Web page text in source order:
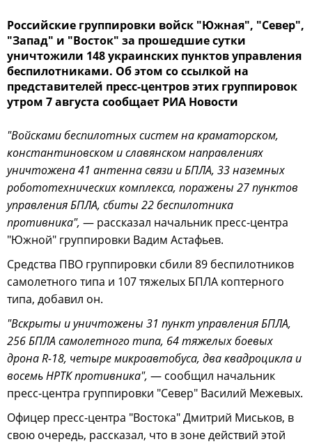
Российские группировки войск "Южная", "Север",
"Запад" и "Восток" за прошедшие сутки
уничтожили 148 украинских пунктов управления
беспилотниками. Об этом со ссылкой на
представителей пресс-центров этих группировок
утром 7 августа сообщает РИА Новости
"Войсками беспилотных систем на краматорском,
константиновском и славянском направлениях
уничтожена 41 антенна связи и БПЛА, 33 наземных
робототехнических комплекса, поражены 27 пунктов
управления БПЛА, сбиты 22 беспилотника
противника", — рассказал начальник пресс-центра
"Южной" группировки Вадим Астафьев.
Средства ПВО группировки сбили 89 беспилотников
самолетного типа и 107 тяжелых БПЛА коптерного
типа, добавил он.
"Вскрыты и уничтожены 31 пункт управления БПЛА,
256 БПЛА самолетного типа, 64 тяжелых боевых
дрона R-18, четыре микроавтобуса, два квадроцикла и
восемь НРТК противника", — сообщил начальник
пресс-центра группировки "Север" Василий Межевых.
Офицер пресс-центра "Востока" Дмитрий Миськов, в
свою очередь, рассказал, что в зоне действий этой